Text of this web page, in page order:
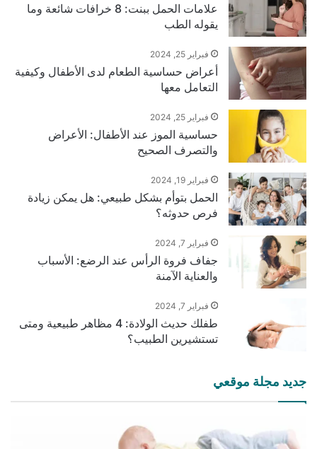
علامات الحمل ببنت: 8 خرافات شائعة وما
يقوله الطب
فبراير 25, 2024
أعراض حساسية الطعام لدى الأطفال وكيفية
التعامل معها
فبراير 25, 2024
حساسية الموز عند الأطفال: الأعراض
والتصرف الصحيح
فبراير 19, 2024
الحمل بتوأم بشكل طبيعي: هل يمكن زيادة
فرص حدوثه؟
فبراير 7, 2024
جفاف فروة الرأس عند الرضع: الأسباب
والعناية الآمنة
فبراير 7, 2024
طفلك حديث الولادة: 4 مظاهر طبيعية ومتى
تستشيرين الطبيب؟
جديد مجلة موقعي